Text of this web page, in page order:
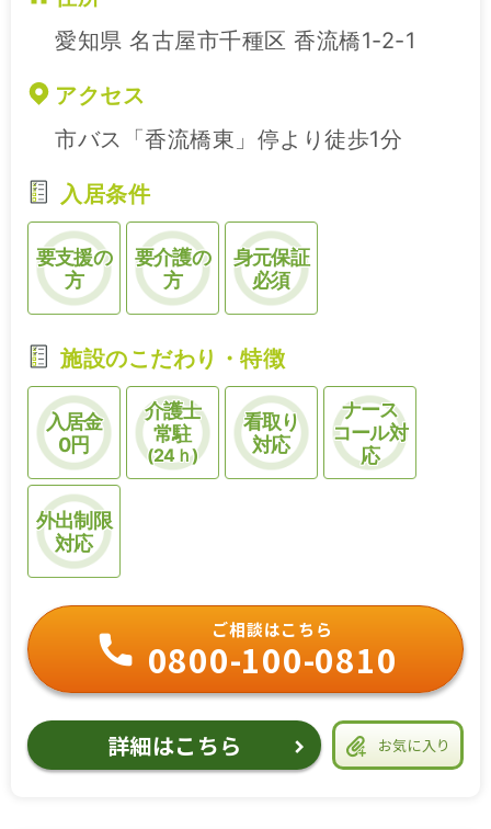
愛知県 名古屋市千種区 香流橋1-2-1
アクセス
市バス「香流橋東」停より徒歩1分
入居条件
要支援の
方
要介護の
方
身元保証
必須
施設のこだわり・特徴
入居金
0円
介護士
常駐
(24ｈ)
看取り
対応
ナース
コール対
応
外出制限
対応
お気に入り
ご相談はこちら
0800-100-0810
詳細はこちら